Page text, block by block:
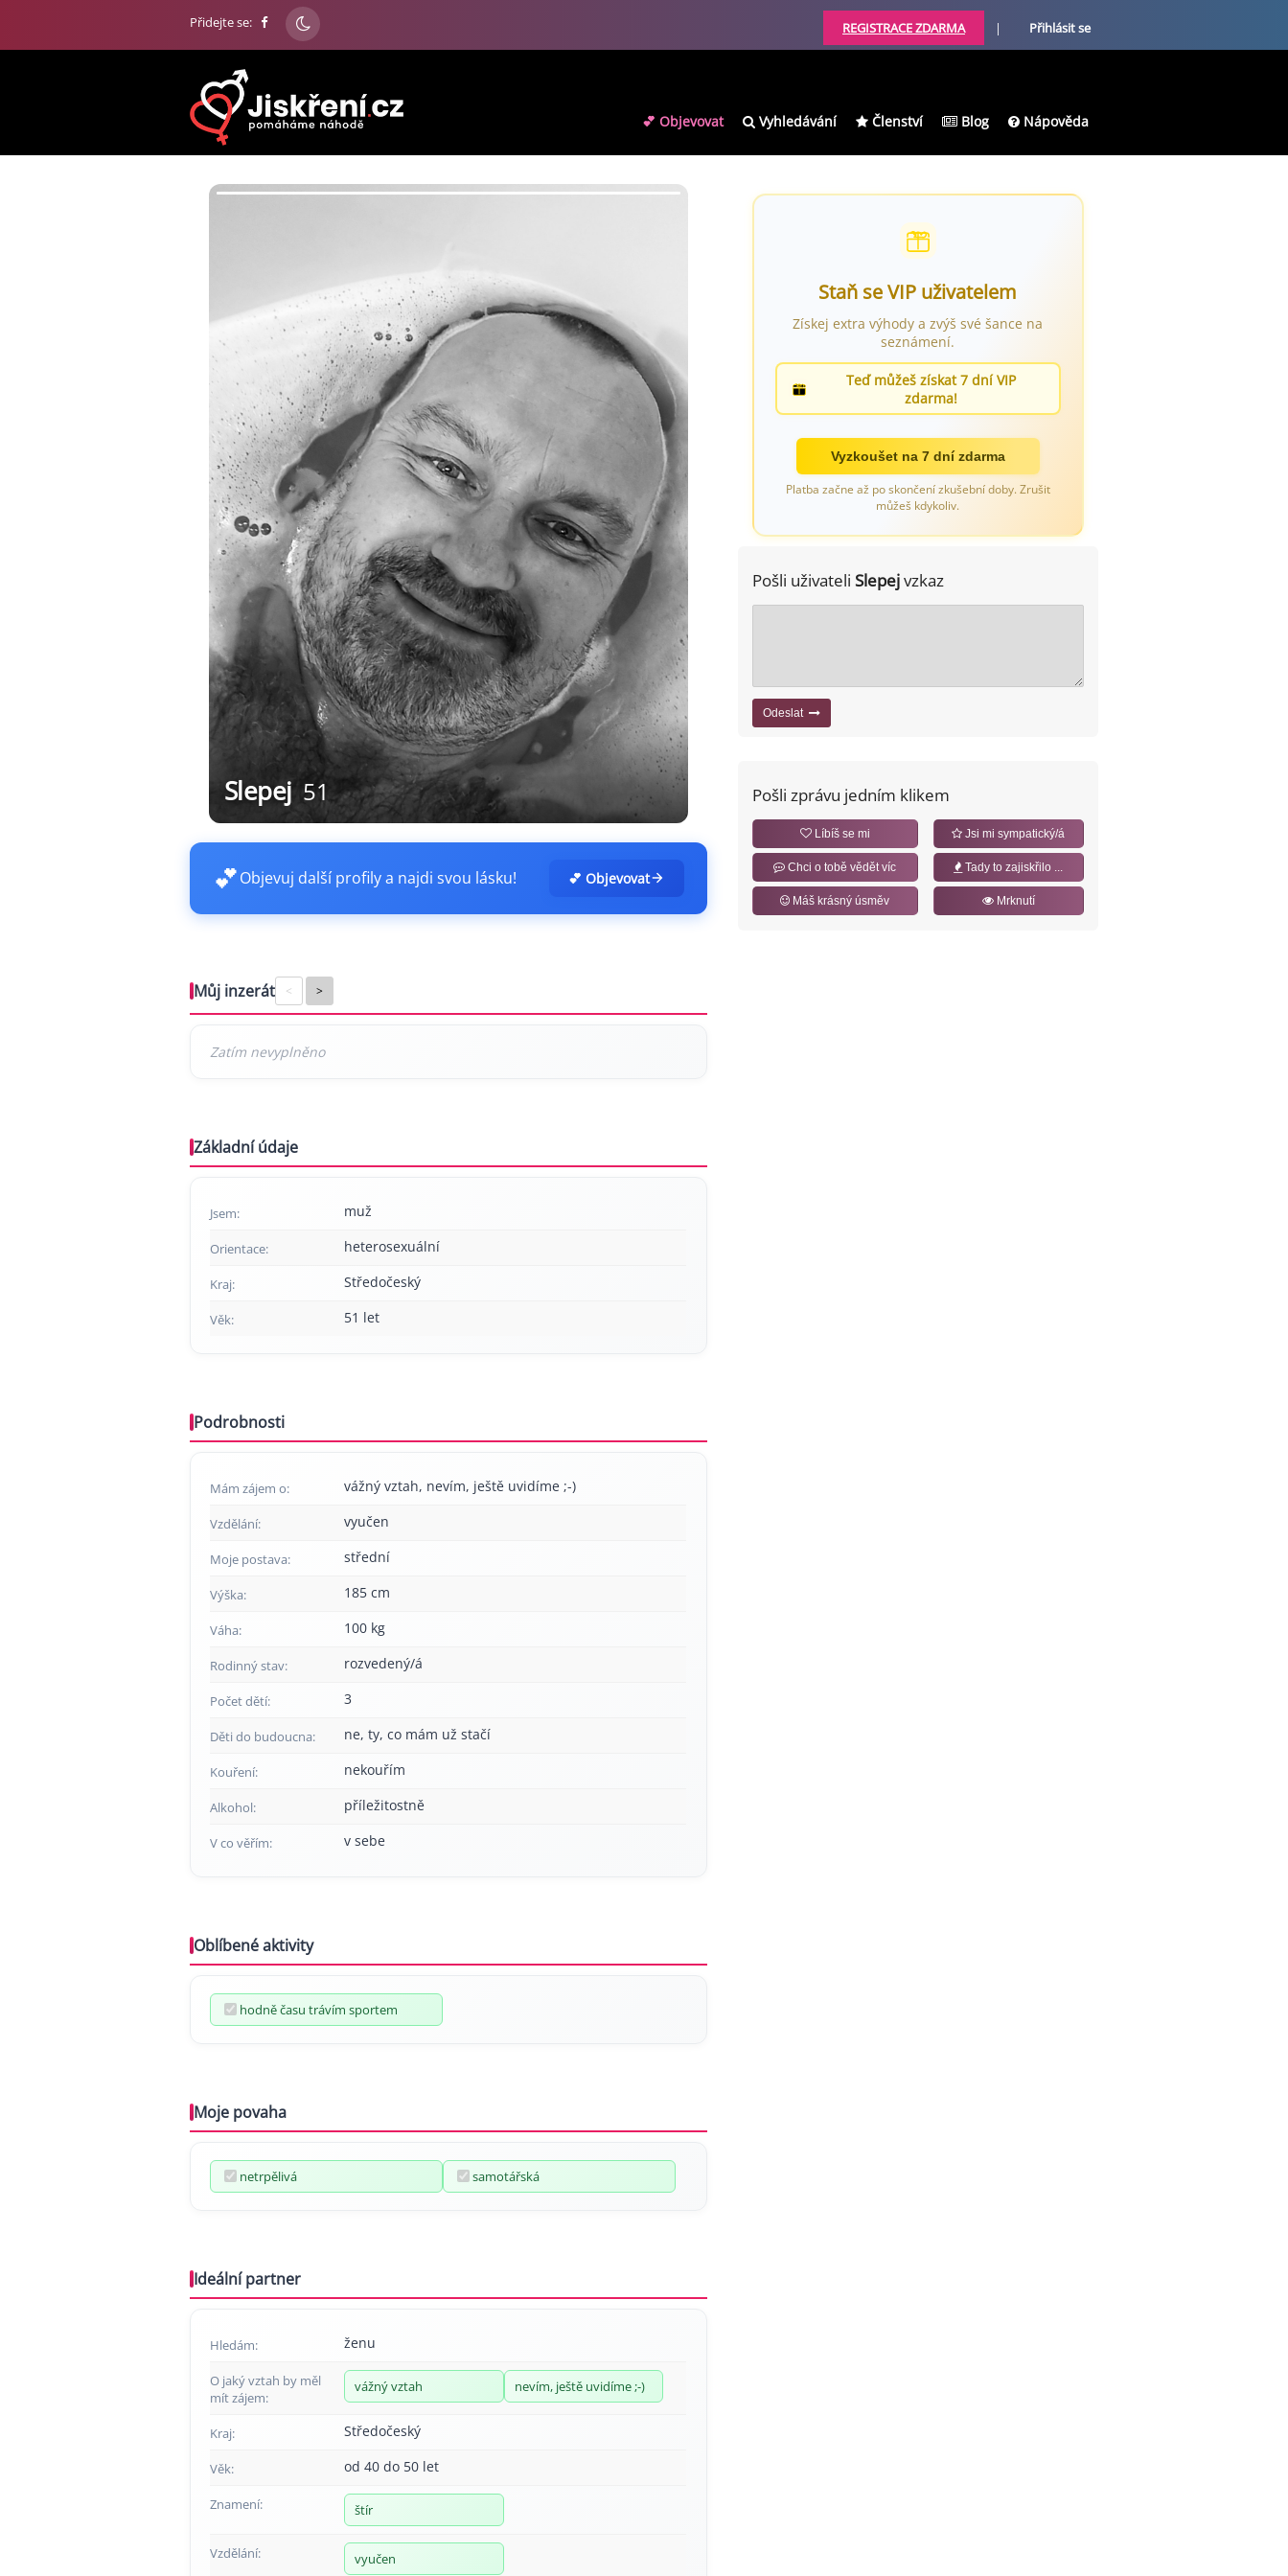
Přidejte se: REGISTRACE ZDARMA | Přihlásit se
💕 Objevovat Vyhledávání Členství Blog Nápověda
Slepej 51
💕Objevuj další profily a najdi svou lásku! 💕 Objevovat
Můj inzerát < >
Základní údaje
Jsem: muž
Orientace: heterosexuální
Kraj: Středočeský
Věk: 51 let
Podrobnosti
Mám zájem o: vážný vztah, nevím, ještě uvidíme ;-)
Vzdělání: vyučen
Moje postava: střední
Výška: 185 cm
Váha: 100 kg
Rodinný stav: rozvedený/á
Počet dětí: 3
Děti do budoucna: ne, ty, co mám už stačí
Kouření: nekouřím
Alkohol: příležitostně
V co věřím: v sebe
Oblíbené aktivity
hodně času trávím sportem
Moje povaha
netrpělivá samotářská
Ideální partner
Hledám: ženu
O jaký vztah by měl
mít zájem:
vážný vztah nevím, ještě uvidíme ;-)
Kraj: Středočeský
Věk: od 40 do 50 let
Znamení: štír
Vzdělání: vyučen
Staň se VIP uživatelem
Získej extra výhody a zvýš své šance na
seznámení.
Teď můžeš získat 7 dní VIP
zdarma!
Vyzkoušet na 7 dní zdarma
Platba začne až po skončení zkušební doby. Zrušit
můžeš kdykoliv.
Pošli uživateli Slepejvzkaz
Odeslat
Pošli zprávu jedním klikem
Líbíš se mi Jsi mi sympatický/á
Chci o tobě vědět víc Tady to zajiskřilo ...
Máš krásný úsměv Mrknutí